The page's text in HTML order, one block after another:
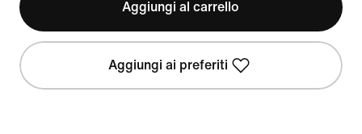
Aggiungi al carrello
Aggiungi ai preferiti